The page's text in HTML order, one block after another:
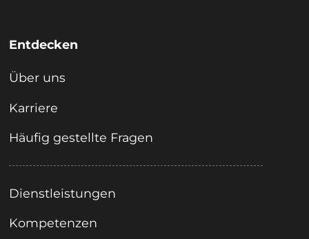
Entdecken
Über uns
Karriere
Häufig gestellte Fragen
Dienstleistungen
Kompetenzen